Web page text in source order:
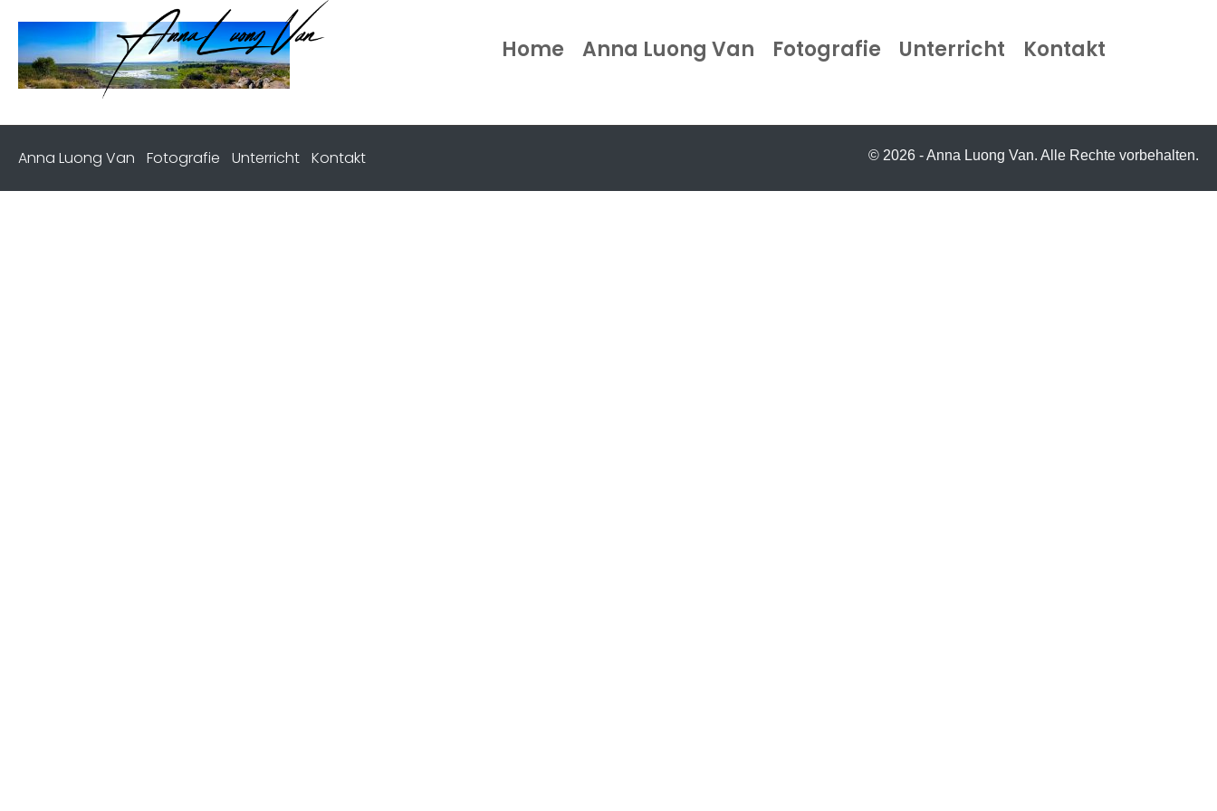
Home Anna Luong Van Fotografie Unterricht Kontakt
Anna Luong Van Fotografie Unterricht Kontakt © 2026 - Anna Luong Van. Alle Rechte vorbehalten.